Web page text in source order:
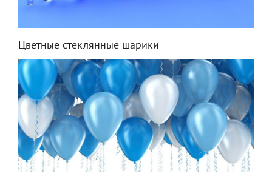
Цветные стеклянные шарики